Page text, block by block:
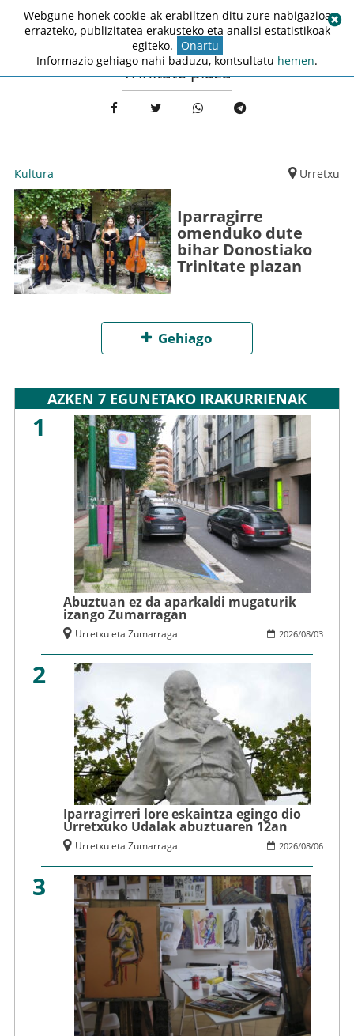
Trinitate plaza
Kultura Urretxu
Iparragirre
omenduko dute
bihar Donostiako
Trinitate plazan
Gehiago
AZKEN 7 EGUNETAKO IRAKURRIENAK
1
Abuztuan ez da aparkaldi mugaturik
izango Zumarragan
2026/08/03
Urretxu eta Zumarraga
2
Iparragirreri lore eskaintza egingo dio
Urretxuko Udalak abuztuaren 12an
2026/08/06
Urretxu eta Zumarraga
3
Webgune honek cookie-ak erabiltzen ditu zure nabigazioa
errazteko, publizitatea erakusteko eta analisi estatistikoak
egiteko. Onartu
Informazio gehiago nahi baduzu, kontsultatu hemen.